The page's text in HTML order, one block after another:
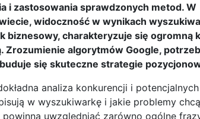
i zastosowania sprawdzonych metod. W
widoczność w wynikach
biznesowy, charakteryzuje się ogromną
Zrozumienie algorytmów Google,
się skuteczne strategie
analiza konkurencji i
w wyszukiwarkę i jakie problemy
powinna uwzględniać zarówno ogólne